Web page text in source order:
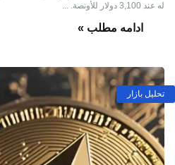
له عند 3,100 دولار للأونصة. ...
ادامه مطلب »
تحلیل بازار